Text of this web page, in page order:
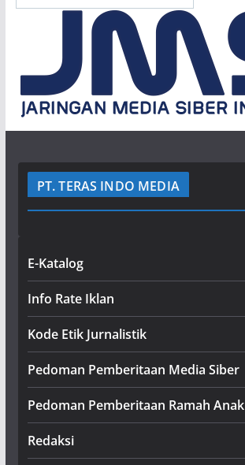
PT. TERAS INDO MEDIA
E-Katalog
Info Rate Iklan
Kode Etik Jurnalistik
Pedoman Pemberitaan Media Siber
Pedoman Pemberitaan Ramah Anak
Redaksi